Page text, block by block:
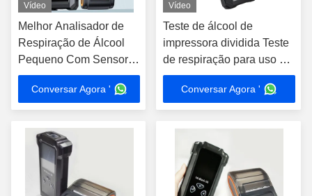
Vídeo
Melhor Analisador de
Respiração de Álcool
Pequeno Com Sensor
de Impressora LED
Conversar Agora '
Vídeo
Teste de álcool de
impressora dividida Teste
de respiração para uso da
polícia Departamento do
governo
Conversar Agora '